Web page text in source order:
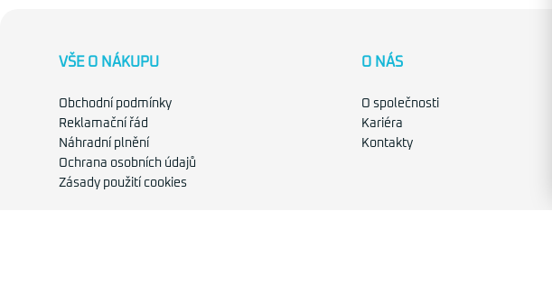
VŠE O NÁKUPU
Obchodní podmínky
Reklamační řád
Náhradní plnění
Ochrana osobních údajů
Zásady použití cookies
O NÁS
O společnosti
Kariéra
Kontakty